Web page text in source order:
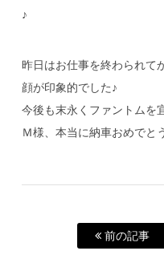
♪
昨日はお仕事を終わられて
顔が印象的でした♪
今後も末永くファントムを
Ｍ様、本当に納車おめでと
前の記事